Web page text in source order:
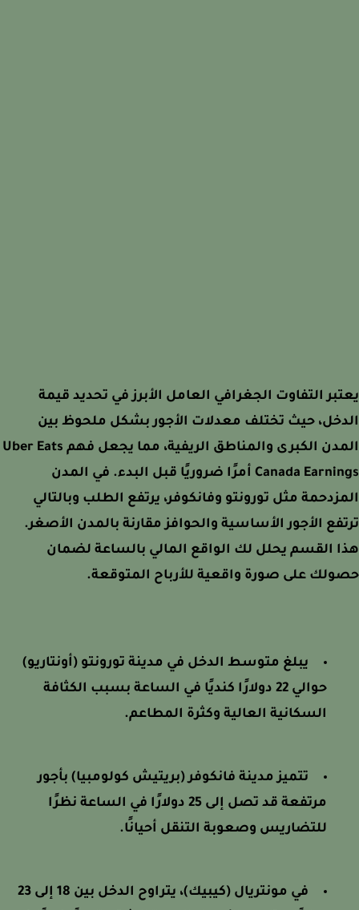
التفاوت الجغرافي العامل الأبرز في تحديد قيمة
حيث تختلف معدلات الأجور بشكل ملحوظ بين
المدن الكبرى والمناطق الريفية، مما يجعل فهم Uber Eats
Canada Earnings أمرًا ضروريًا قبل البدء. في المدن
مثل تورونتو وفانكوفر، يرتفع الطلب وبالتالي
الأجور الأساسية والحوافز مقارنة بالمدن الأصغر.
القسم يحلل لك الواقع المالي بالساعة لضمان
على صورة واقعية للأرباح المتوقعة.
يبلغ متوسط الدخل في مدينة تورونتو (أونتاريو)
حوالي 22 دولارًا كنديًا في الساعة بسبب الكثافة
السكانية العالية وكثرة المطاعم.
تتميز مدينة فانكوفر (بريتيش كولومبيا) بأجور
مرتفعة قد تصل إلى 25 دولارًا في الساعة نظرًا
للتضاريس وصعوبة التنقل أحيانًا.
في مونتريال (كيبيك)، يتراوح الدخل بين 18 إلى 23